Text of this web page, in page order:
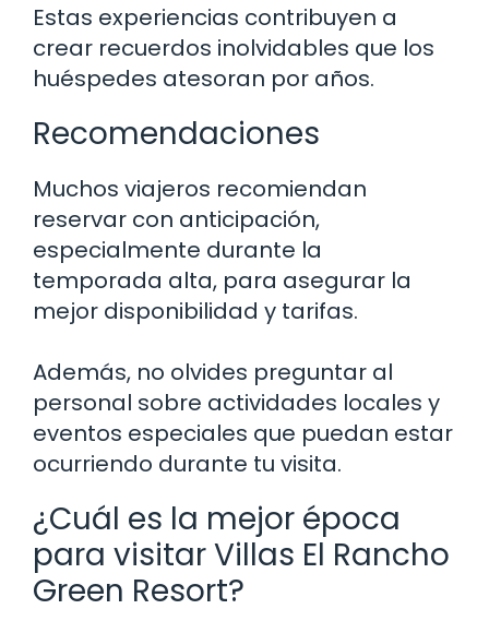
Estas experiencias contribuyen a
crear recuerdos inolvidables que los
huéspedes atesoran por años.
Recomendaciones
Muchos viajeros recomiendan
reservar con anticipación,
especialmente durante la
temporada alta, para asegurar la
mejor disponibilidad y tarifas.
Además, no olvides preguntar al
personal sobre actividades locales y
eventos especiales que puedan estar
ocurriendo durante tu visita.
¿Cuál es la mejor época
para visitar Villas El Rancho
Green Resort?